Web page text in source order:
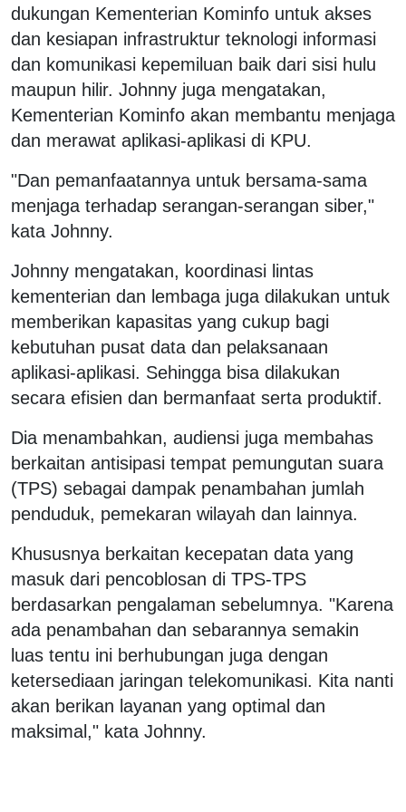
dukungan Kementerian Kominfo untuk akses
dan kesiapan infrastruktur teknologi informasi
dan komunikasi kepemiluan baik dari sisi hulu
maupun hilir. Johnny juga mengatakan,
Kementerian Kominfo akan membantu menjaga
dan merawat aplikasi-aplikasi di KPU.
"Dan pemanfaatannya untuk bersama-sama
menjaga terhadap serangan-serangan siber,"
kata Johnny.
Johnny mengatakan, koordinasi lintas
kementerian dan lembaga juga dilakukan untuk
memberikan kapasitas yang cukup bagi
kebutuhan pusat data dan pelaksanaan
aplikasi-aplikasi. Sehingga bisa dilakukan
secara efisien dan bermanfaat serta produktif.
Dia menambahkan, audiensi juga membahas
berkaitan antisipasi tempat pemungutan suara
(TPS) sebagai dampak penambahan jumlah
penduduk, pemekaran wilayah dan lainnya.
Khususnya berkaitan kecepatan data yang
masuk dari pencoblosan di TPS-TPS
berdasarkan pengalaman sebelumnya. "Karena
ada penambahan dan sebarannya semakin
luas tentu ini berhubungan juga dengan
ketersediaan jaringan telekomunikasi. Kita nanti
akan berikan layanan yang optimal dan
maksimal," kata Johnny.